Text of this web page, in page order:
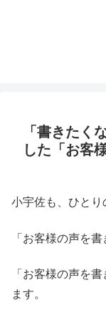
「書きたく
した「お客
小宇佐も、ひとり
「お客様の声を
「お客様の声を
ます。